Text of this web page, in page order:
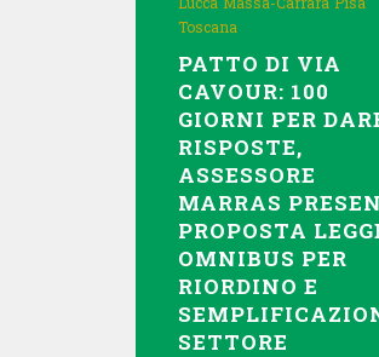
Toscana
PATTO DI VIA
CAVOUR: 100
GIORNI PER
RISPOSTE,
ASSESSORE
MARRAS
PROPOSTA
OMNIBUS PER
RIORDINO E
SETTORE